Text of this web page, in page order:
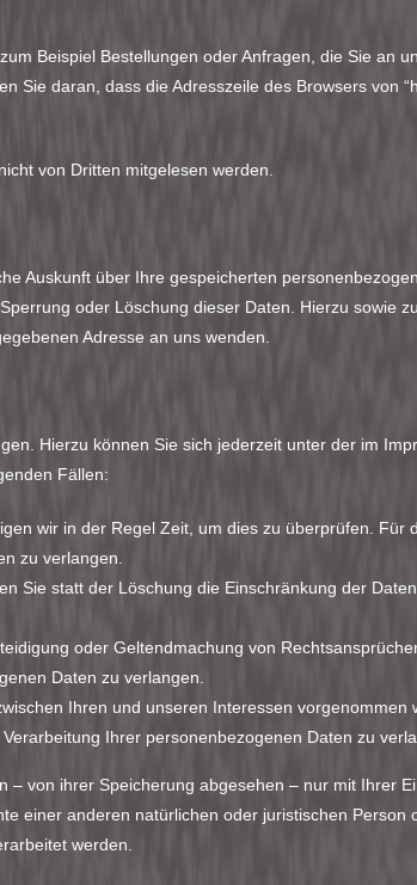
Beispiel Bestellungen oder Anfragen, die Sie an
Sie daran, dass die Adresszeile des Browsers von
von Dritten mitgelesen werden.
Auskunft über Ihre gespeicherten
oder Löschung dieser Daten. Hierzu sowie
Adresse an uns wenden.
Hierzu können Sie sich jederzeit unter der im
Fällen:
wir in der Regel Zeit, um dies zu überprüfen. Für
zu verlangen.
Sie statt der Löschung die Einschränkung der
oder Geltendmachung von
Daten zu verlangen.
Ihren und unseren Interessen vorgenommen
Ihrer personenbezogenen Daten zu
von ihrer Speicherung abgesehen – nur mit Ihrer
einer anderen natürlichen oder juristischen Person
werden.